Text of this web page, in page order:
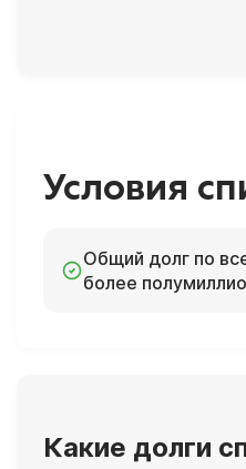
Условия
Общий долг по
более
Какие долги